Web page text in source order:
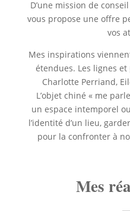
D’une mission de
vous propose une offre
vos
Mes inspirations
étendues. Les lignes
Charlotte Perriand,
L’objet chiné « me
un espace intemporel
l’identité d’un lieu,
pour la confronter à
Mes